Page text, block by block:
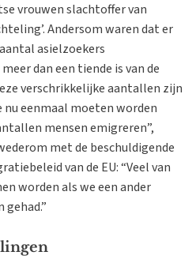
vrouwen slachtoffer van
Andersom waren dat er
asielzoekers
dan een tiende is van de
verschrikkelijke aantallen zijn
eenmaal moeten worden
mensen emigreren”,
met de beschuldigende
van de EU: “Veel van
worden als we een ander